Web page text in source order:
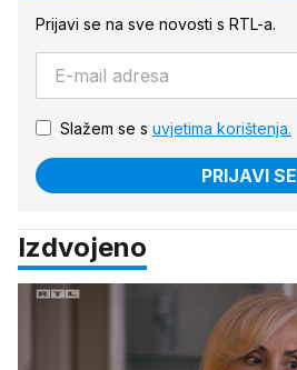
Prijavi se na sve novosti s RTL-a.
Slažem se s uvjetima korištenja.
PRIJAVI SE
Izdvojeno